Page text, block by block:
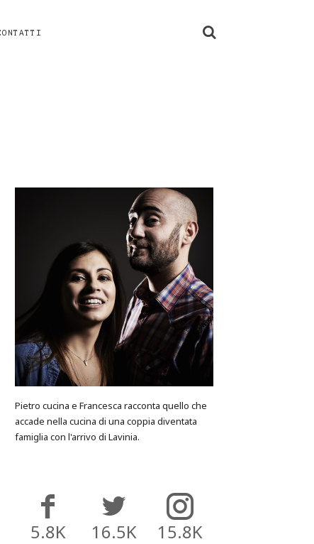
Pietro cucina e Francesca racconta quello che
accade nella cucina di una coppia diventata
famiglia con l'arrivo di Lavinia.
5.8K 16.5K 15.8K